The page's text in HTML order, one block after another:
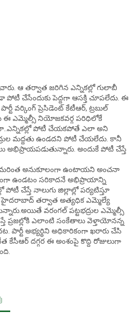
ఆ తర్వాత జరిగిన ఎన్నికల్లో గులాబీ
చేసేందుకు పెద్దగా ఆసక్తి చూపలేదు. ఈ
వర్కింగ్ ప్రెసిడెంట్ కేటీఆర్, ట్రబుల్
ఈ ఎమ్మెల్సీ నియోజకవర్గ పరిధిలోకే
పోటీ చేయకపోతే ఎలా అని
మద్దతు ఉండదని పోటీ చేయలేదు. కానీ
అభిప్రాయపడుతున్నారు. అందుకే పోటీ చేస్తే
మరింత అనుకూలంగా ఉంటాయని అంచనా
ఉండటం సరికాదనే అభిప్రాయాన్ని
పోటీ చేస్తే నాలుగు జిల్లాల్లో పర్యటిస్తూ
హైదరాబాద్ తర్వాత అత్యధిక ఎమ్మెల్యే
వరంగల్‌ పట్టభద్రుల ఎమ్మెల్సీ
ప్రజల్లోకి ఎలాంటి సంకేతాలు వెళ్తాయోనన్న
పార్టీ అభ్యర్థిని అధికారికంగా ఖరారు చేసి
కేసీఆర్ దగ్గర ఈ అంశంపై కొద్ది రోజులుగా